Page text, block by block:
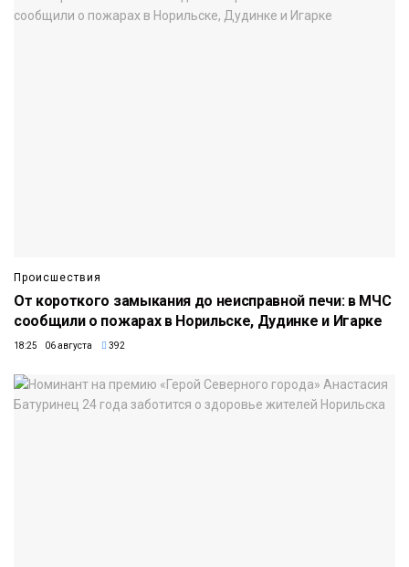
Происшествия
От короткого замыкания до неисправной печи: в МЧС
сообщили о пожарах в Норильске, Дудинке и Игарке
18:25 06 августа 392